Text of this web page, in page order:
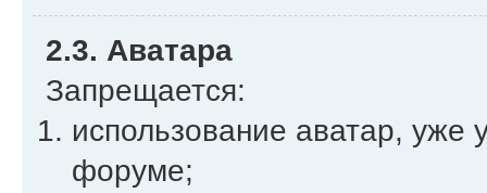
2.3. Аватара
Запрещается:
использование аватар, уже
форуме;